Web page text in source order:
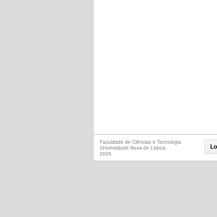
Faculdade de Ciências e Tecnologia
Universidade Nova de Lisboa
2026